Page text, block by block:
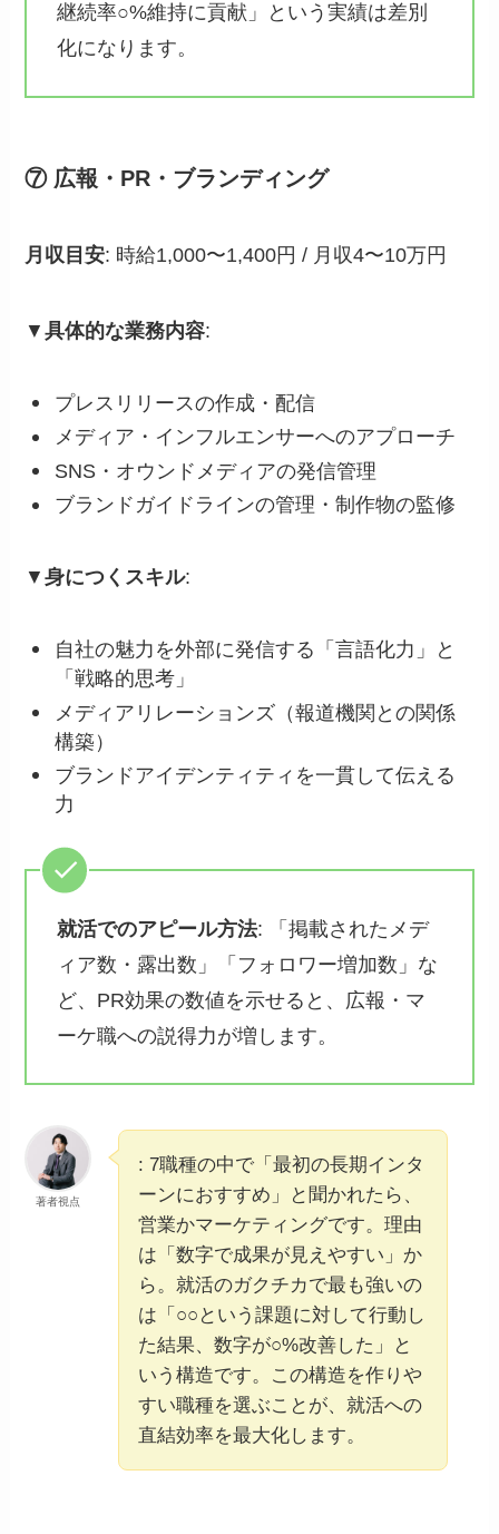
継続率○%維持に貢献」という実績は差別
化になります。
⑦ 広報・PR・ブランディング
月収目安: 時給1,000〜1,400円 / 月収4〜10万円
▼具体的な業務内容:
プレスリリースの作成・配信
メディア・インフルエンサーへのアプローチ
SNS・オウンドメディアの発信管理
ブランドガイドラインの管理・制作物の監修
▼身につくスキル:
自社の魅力を外部に発信する「言語化力」と
「戦略的思考」
メディアリレーションズ（報道機関との関係
構築）
ブランドアイデンティティを一貫して伝える
力
就活でのアピール方法: 「掲載されたメデ
ィア数・露出数」「フォロワー増加数」な
ど、PR効果の数値を示せると、広報・マ
ーケ職への説得力が増します。
著者視点
: 7職種の中で「最初の長期インタ
ーンにおすすめ」と聞かれたら、
営業かマーケティングです。理由
は「数字で成果が見えやすい」か
ら。就活のガクチカで最も強いの
は「○○という課題に対して行動し
た結果、数字が○%改善した」と
いう構造です。この構造を作りや
すい職種を選ぶことが、就活への
直結効率を最大化します。